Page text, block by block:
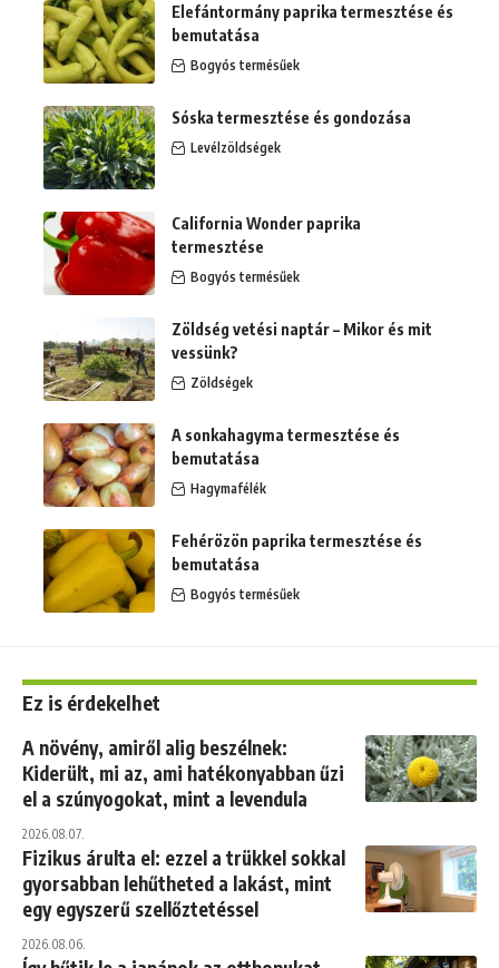
Elefántormány paprika termesztése és
bemutatása
Bogyós termésűek
Sóska termesztése és gondozása
Levélzöldségek
California Wonder paprika
termesztése
Bogyós termésűek
Zöldség vetési naptár – Mikor és mit
vessünk?
Zöldségek
A sonkahagyma termesztése és
bemutatása
Hagymafélék
Fehérözön paprika termesztése és
bemutatása
Bogyós termésűek
Ez is érdekelhet
A növény, amiről alig beszélnek:
Kiderült, mi az, ami hatékonyabban űzi
el a szúnyogokat, mint a levendula
2026.08.07.
Fizikus árulta el: ezzel a trükkel sokkal
gyorsabban lehűtheted a lakást, mint
egy egyszerű szellőztetéssel
2026.08.06.